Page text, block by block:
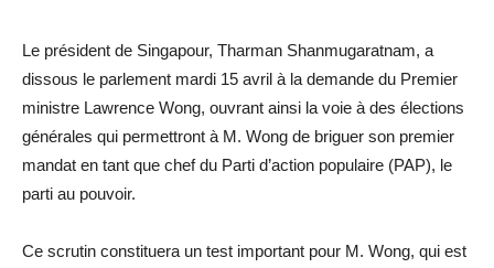
Le président de Singapour, Tharman Shanmugaratnam, a
dissous le parlement mardi 15 avril à la demande du Premier
ministre Lawrence Wong, ouvrant ainsi la voie à des élections
générales qui permettront à M. Wong de briguer son premier
mandat en tant que chef du Parti d’action populaire (PAP), le
parti au pouvoir.
Ce scrutin constituera un test important pour M. Wong, qui est